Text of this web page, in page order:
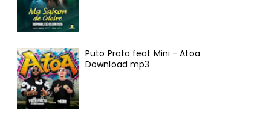
Puto Prata feat Mini - Atoa
Download mp3